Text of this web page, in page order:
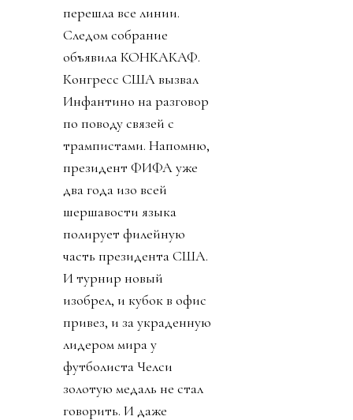
перешла все линии.
Следом собрание
объявила КОНКАКАФ.
Конгресс США вызвал
Инфантино на разговор
по поводу связей с
трампистами. Напомню,
президент ФИФА уже
два года изо всей
шершавости языка
полирует филейную
часть президента США.
И турнир новый
изобрел, и кубок в офис
привез, и за украденную
лидером мира у
футболиста Челси
золотую медаль не стал
говорить. И даже